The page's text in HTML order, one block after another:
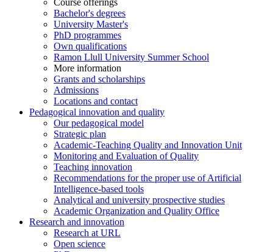
Bachelor's degrees
University Master's
PhD programmes
Own qualifications
Ramon Llull University Summer School
More information
Grants and scholarships
Admissions
Locations and contact
Pedagogical innovation and quality
Our pedagogical model
Strategic plan
Academic-Teaching Quality and Innovation Unit
Monitoring and Evaluation of Quality
Teaching innovation
Recommendations for the proper use of Artificial
Intelligence-based tools
Analytical and university prospective studies
Academic Organization and Quality Office
Research and innovation
Research at URL
Open science